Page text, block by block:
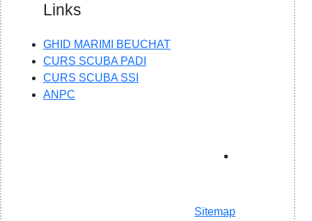
Links
GHID MARIMI BEUCHAT
CURS SCUBA PADI
CURS SCUBA SSI
ANPC
Sitemap